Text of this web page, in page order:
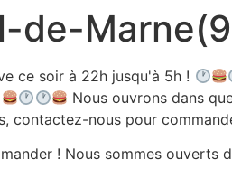
de-
ce soir à 22h jusqu'à 5h !
Nous ouvrons dans
contactez-nous pour
! Nous sommes ouverts